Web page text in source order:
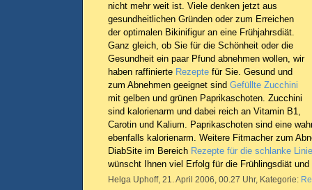
nicht mehr weit ist. Viele denken jetzt aus
gesundheitlichen Gründen oder zum Erreichen
der optimalen Bikinifigur an eine Frühjahrsdiät.
Ganz gleich, ob Sie für die Schönheit oder die
Gesundheit ein paar Pfund abnehmen wollen, wir
haben raffinierte Rezepte für Sie. Gesund und
zum Abnehmen geeignet sind Gefüllte Zucchini
mit gelben und grünen Paprikaschoten. Zucchini
sind kalorienarm und dabei reich an Vitamin B1,
Carotin und Kalium. Paprikaschoten sind eine
ebenfalls kalorienarm. Weitere Fitmacher zum
DiabSite im Bereich Rezepte für die schlanke Linie
wünscht Ihnen viel Erfolg für die Frühlingsdiät und
Helga Uphoff, 21. April 2006, 00.27 Uhr, Kategorie: